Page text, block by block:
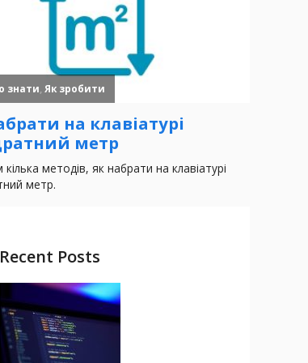
Recent Posts